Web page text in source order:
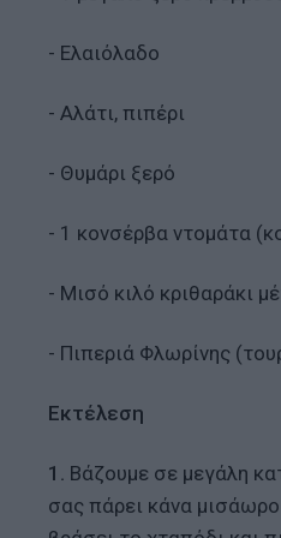
- Ελαιόλαδο
- Αλάτι, πιπέρι
- Θυμάρι ξερό
- 1 κονσέρβα ντομάτα
- Μισό κιλό κριθαράκι
- Πιπεριά Φλωρίνης
Εκτέλεση
1. Βάζουμε σε μεγάλη
σας πάρει κάνα